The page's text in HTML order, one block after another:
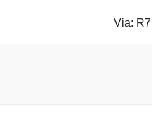
Via: R7